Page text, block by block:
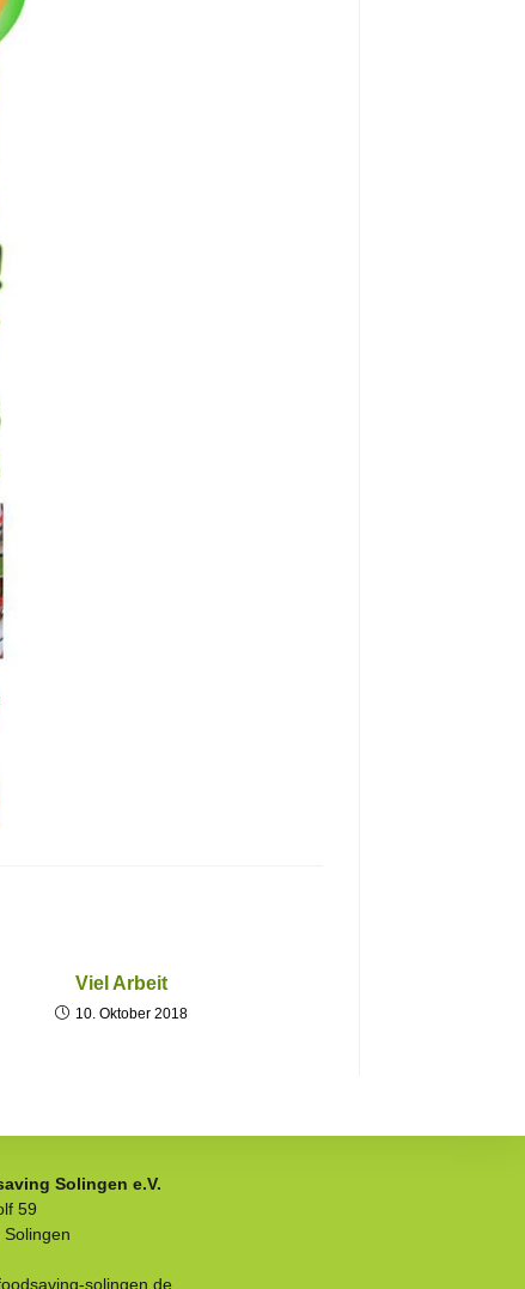
Viel Arbeit
10. Oktober 2018
Solingen e.V.
59
solingen.de